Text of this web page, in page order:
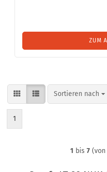
ZUM
Sortieren nach
Sortieren nach
1
1 bis 7(von